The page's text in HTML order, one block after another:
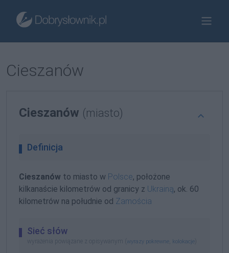
Cieszanów
Cieszanów (miasto)
Definicja
Cieszanów to miasto w Polsce, położone
kilkanaście kilometrów od granicy z Ukrainą, ok. 60
kilometrów na południe od Zamościa
Sieć słów
wyrażenia powiązane z opisywanym ( wyrazy pokrewne kolokacje